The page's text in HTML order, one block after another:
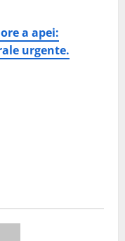
a apei:
urgente.